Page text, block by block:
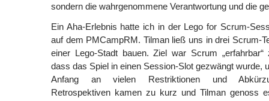
sondern die wahrgenommene Verantwortung und die
Ein Aha-Erlebnis hatte ich in der Lego for Scrum-
auf dem PMCampRM. Tilman ließ uns in drei Scrum-
einer Lego-Stadt bauen. Ziel war Scrum
dass das Spiel in einen Session-Slot gezwängt wurde,
Anfang an vielen Restriktionen und
Retrospektiven kamen zu kurz und Tilman genoss